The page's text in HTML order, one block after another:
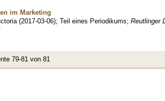
im Marketing
(2017-03-06); Teil eines Periodikums; Reutlinger
79-81 von 81